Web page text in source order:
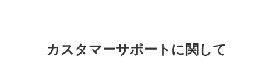
カスタマーサポートに関して